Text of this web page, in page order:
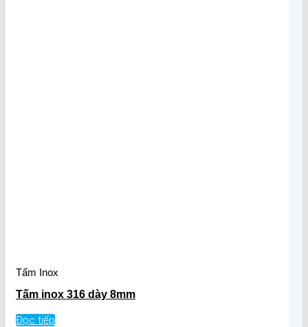
Tấm Inox
Tấm inox 316 dày 8mm
Đọc tiếp